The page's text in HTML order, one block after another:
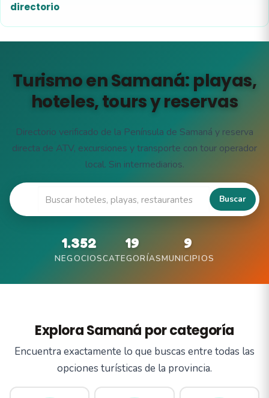
directorio
Turismo en Samaná: playas,
hoteles, tours y reservas
Directorio verificado de la Península de Samaná y reserva
directa de ATV, excursiones y transporte con tour operador
local. Sin intermediarios.
Buscar
1.352
NEGOCIOS
19
CATEGORÍAS
9
MUNICIPIOS
Explora Samaná por categoría
Encuentra exactamente lo que buscas entre todas las
opciones turísticas de la provincia.